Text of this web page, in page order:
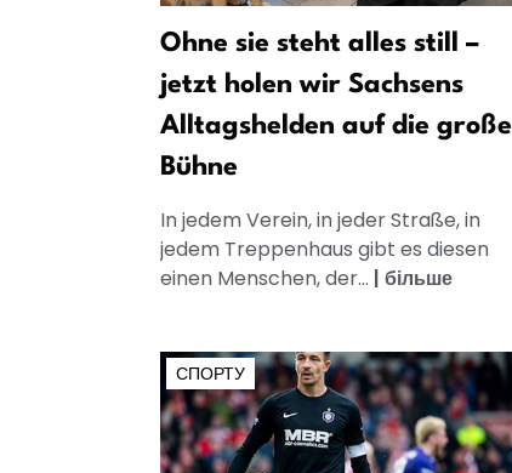
Ohne sie steht alles still –
jetzt holen wir Sachsens
Alltagshelden auf die große
Bühne
In jedem Verein, in jeder Straße, in
jedem Treppenhaus gibt es diesen
einen Menschen, der... | більше
СПОРТУ